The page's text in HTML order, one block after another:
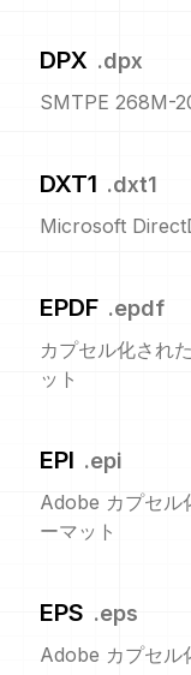
DPX .dpx
SMTPE 268M-
DXT1 .dxt1
Microsoft
EPDF .epdf
カプセル化され
ット
EPI .epi
Adobe カプセル
ーマット
EPS .eps
Adobe カプセ